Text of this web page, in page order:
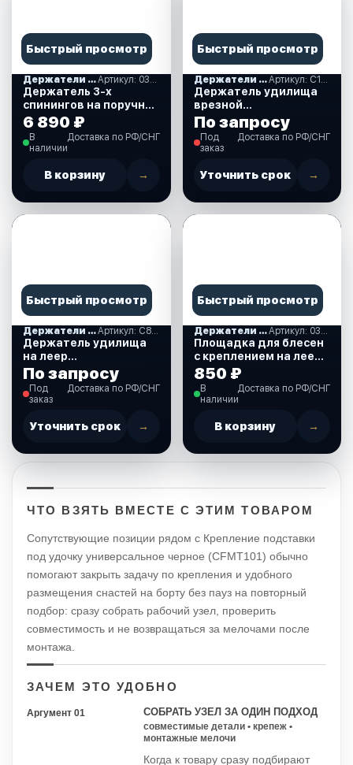
Быстрый просмотр
Держатели удилищ, комплектующие
Держатель 3-х
спинингов на поручне
горизонтальное
крепление (030614Т)
6 890 ₽
В
наличии
Доставка по РФ/СНГ
В корзину →
Быстрый просмотр
Держатели удилищ, комплектующие
Держатель удилища
врезной
пластмассовый
черный, 215х40 мм.
(C12701)
По запросу
Под
заказ
Доставка по РФ/СНГ
Уточнить срок →
Быстрый просмотр
Держатели удилищ, комплектующие
Держатель удилища
на леер
пластмассовый белый,
300х45 мм. (C81019)
По запросу
Под
заказ
Доставка по РФ/СНГ
Уточнить срок →
Быстрый просмотр
Держатели удилищ, комплектующие
Площадка для блесен
с креплением на леер,
22-25 мм. (030681T)
850 ₽
В
наличии
Доставка по РФ/СНГ
В корзину →
ЧТО ВЗЯТЬ ВМЕСТЕ С ЭТИМ ТОВАРОМ
Сопутствующие позиции рядом с Крепление подставки
под удочку универсальное черное (CFMT101) обычно
помогают закрыть задачу по крепления и удобного
размещения снастей на борту без пауз на повторный
подбор: сразу собрать рабочий узел, проверить
совместимость и не возвращаться за мелочами после
монтажа.
ЗАЧЕМ ЭТО УДОБНО
Аргумент 01 СОБРАТЬ УЗЕЛ ЗА ОДИН ПОДХОД
совместимые детали • крепеж •
монтажные мелочи
Когда к товару сразу подбирают